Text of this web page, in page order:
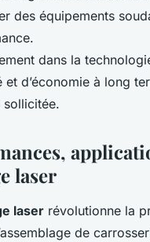
des équipements
dans la
et d’économie à long
sollicitée.
laser
laser révolutionne la
de